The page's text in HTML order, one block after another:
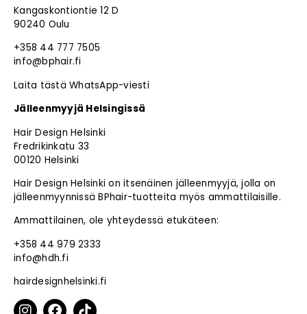
Kangaskontiontie 12 D
90240 Oulu
+358 44 777 7505
info@bphair.fi
Laita tästä WhatsApp-viesti
Jälleenmyyjä Helsingissä
Hair Design Helsinki
Fredrikinkatu 33
00120 Helsinki
Hair Design Helsinki on itsenäinen jälleenmyyjä, jolla on
jälleenmyynnissä BPhair-tuotteita myös ammattilaisille.
Ammattilainen, ole yhteydessä etukäteen:
+358 44 979 2333
info@hdh.fi
hairdesignhelsinki.fi